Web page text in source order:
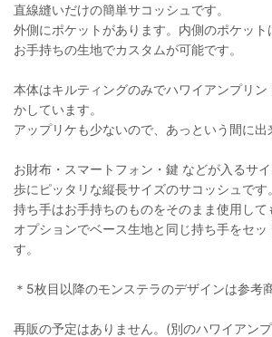
直線縫いだけの簡単サコッシュです。
外側にポケットがあります。内側のポケット
お手持ちの生地でカスタムが可能です。
本体はキルティングのみでハワイアンプリ
かしています。
アップリケも少ないので、あっという間に出
お財布・スマートフォン・鍵 などが入るサ
歩にピッタリな縦長サイズのサコッシュです。
持ち手はお手持ちのものをそのまま使用して
オプションでベース生地と同じ持ち手をセ
す。
＊5枚目以降のモンステラのデザインは参考
再販の予定はありません。(別のハワイアン